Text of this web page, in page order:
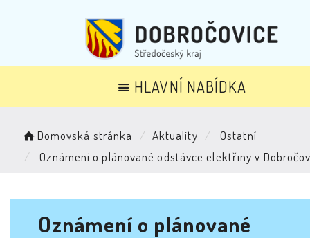
HLAVNÍ NABÍDKA
Domovská stránka Aktuality
Ostatní
Oznámení o plánované odstávce elektřiny v
Oznámení o plánované